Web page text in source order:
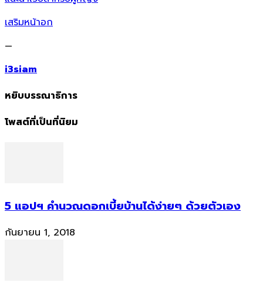
เสริมหน้าอก
—
i3siam
หยิบบรรณาธิการ
โพสต์ที่เป็นที่นิยม
5 แอปฯ คำนวณดอกเบี้ยบ้านได้ง่ายๆ ด้วยตัวเอง
กันยายน 1, 2018